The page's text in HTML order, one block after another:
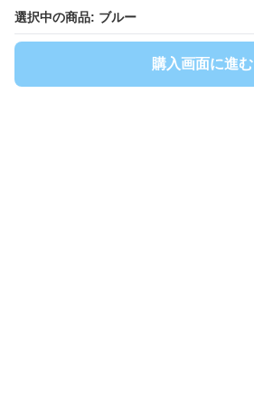
選択中の商品: ブルー
購入画面に進む
選択中の商品: ブルー
購入画面に進む